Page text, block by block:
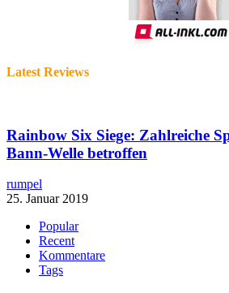
Latest Reviews
Rainbow Six Siege: Zahlreiche
Bann-Welle betroffen
rumpel
25. Januar 2019
Popular
Recent
Kommentare
Tags